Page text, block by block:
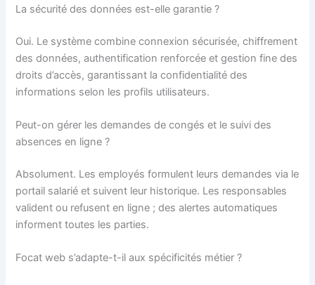
La sécurité des données est-elle garantie ?
Oui. Le système combine connexion sécurisée, chiffrement
des données, authentification renforcée et gestion fine des
droits d’accès, garantissant la confidentialité des
informations selon les profils utilisateurs.
Peut-on gérer les demandes de congés et le suivi des
absences en ligne ?
Absolument. Les employés formulent leurs demandes via le
portail salarié et suivent leur historique. Les responsables
valident ou refusent en ligne ; des alertes automatiques
informent toutes les parties.
Focat web s’adapte-t-il aux spécificités métier ?